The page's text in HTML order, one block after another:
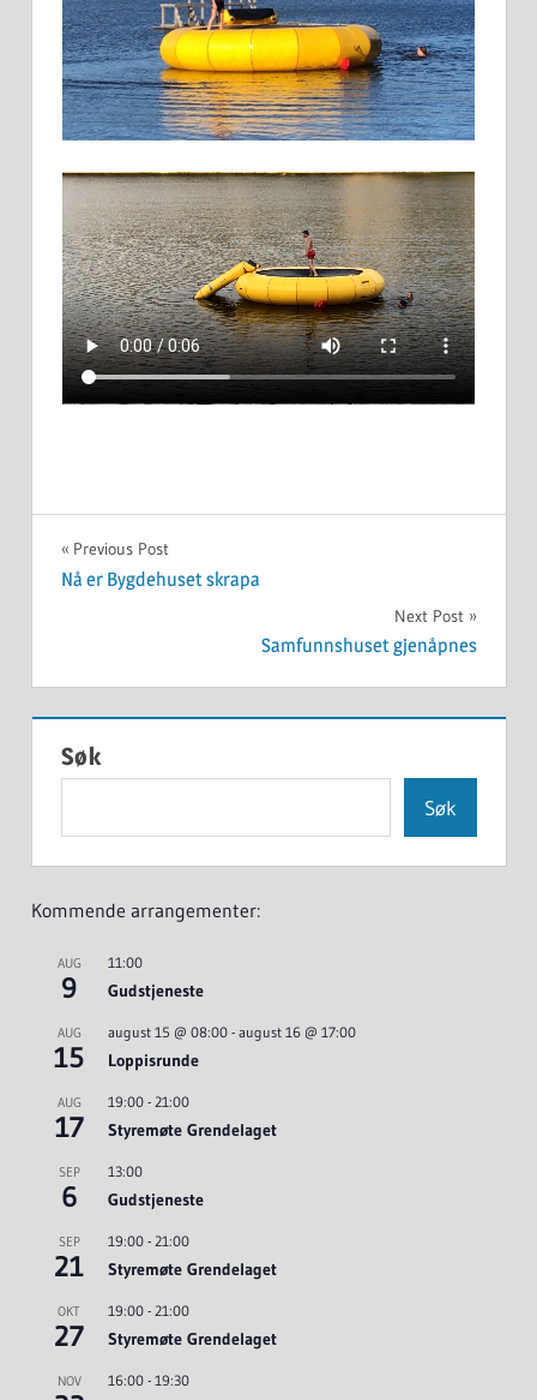
UKATEGORISERT
Innleggsnavigasjon
Previous Post
Nå er Bygdehuset skrapa
Next Post
Samfunnshuset gjenåpnes
Søk
Søk
Kommende arrangementer:
AUG
9
11:00
Gudstjeneste
AUG
15
august 15 @ 08:00- august 16 @ 17:00
Loppisrunde
AUG
17
19:00- 21:00
Styremøte Grendelaget
SEP
6
13:00
Gudstjeneste
SEP
21
19:00- 21:00
Styremøte Grendelaget
OKT
27
19:00- 21:00
Styremøte Grendelaget
NOV 16:00- 19:30